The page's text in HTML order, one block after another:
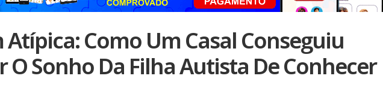
Atípica: Como Um Casal Conseguiu
O Sonho Da Filha Autista De Conhecer